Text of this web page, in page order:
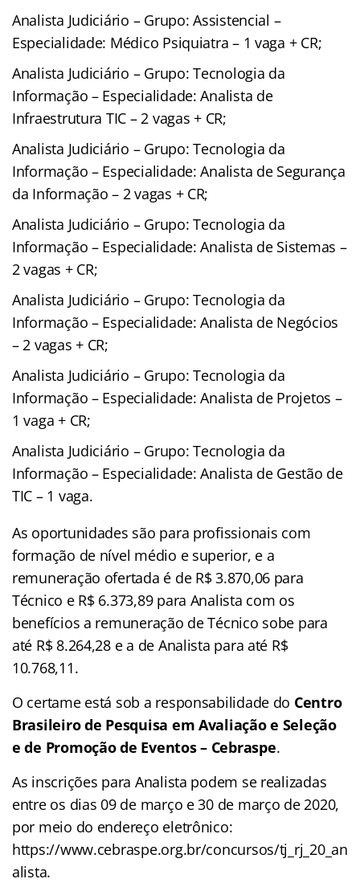
Analista Judiciário – Grupo: Assistencial –
Especialidade: Médico Psiquiatra – 1 vaga + CR;
Analista Judiciário – Grupo: Tecnologia da
Informação – Especialidade: Analista de
Infraestrutura TIC – 2 vagas + CR;
Analista Judiciário – Grupo: Tecnologia da
Informação – Especialidade: Analista de Segurança
da Informação – 2 vagas + CR;
Analista Judiciário – Grupo: Tecnologia da
Informação – Especialidade: Analista de Sistemas –
2 vagas + CR;
Analista Judiciário – Grupo: Tecnologia da
Informação – Especialidade: Analista de Negócios
– 2 vagas + CR;
Analista Judiciário – Grupo: Tecnologia da
Informação – Especialidade: Analista de Projetos –
1 vaga + CR;
Analista Judiciário – Grupo: Tecnologia da
Informação – Especialidade: Analista de Gestão de
TIC – 1 vaga.
As oportunidades são para profissionais com
formação de nível médio e superior, e a
remuneração ofertada é de R$ 3.870,06 para
Técnico e R$ 6.373,89 para Analista com os
benefícios a remuneração de Técnico sobe para
até R$ 8.264,28 e a de Analista para até R$
10.768,11.
O certame está sob a responsabilidade do Centro
Brasileiro de Pesquisa em Avaliação e Seleção
e de Promoção de Eventos – Cebraspe.
As inscrições para Analista podem se realizadas
entre os dias 09 de março e 30 de março de 2020,
por meio do endereço eletrônico:
https://www.cebraspe.org.br/concursos/tj_rj_20_an
alista.